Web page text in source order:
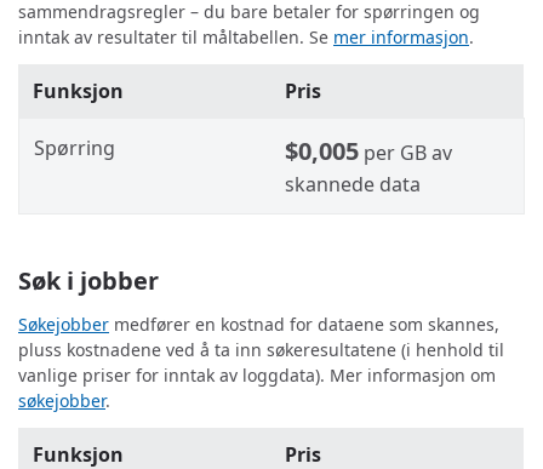
sammendragsregler – du bare betaler for spørringen og
inntak av resultater til måltabellen. Se mer informasjon.
Funksjon Pris
Spørring $0,005 per GB av
skannede data
Søk i jobber
Søkejobber medfører en kostnad for dataene som skannes,
pluss kostnadene ved å ta inn søkeresultatene (i henhold til
vanlige priser for inntak av loggdata). Mer informasjon om
søkejobber.
Funksjon Pris